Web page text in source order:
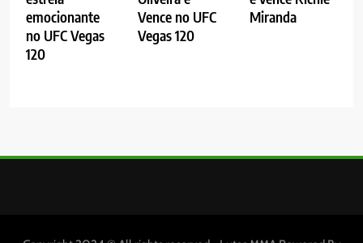
emocionante
no UFC Vegas
120
Vence no UFC
Vegas 120
Miranda